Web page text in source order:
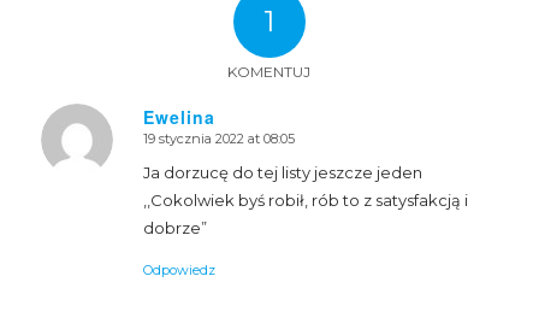
1
KOMENTUJ
Ewelina
says:
19 stycznia 2022 at 08:05
Ja dorzucę do tej listy jeszcze jeden
,,Cokolwiek byś robił, rób to z satysfakcją i
dobrze”
Odpowiedz